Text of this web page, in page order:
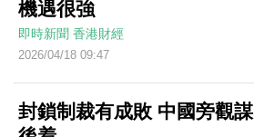
機遇很強
即時新聞 香港財經
2026/04/18 09:47
封鎖制裁有成敗 中國旁觀謀